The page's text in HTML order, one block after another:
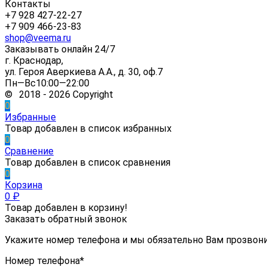
Контакты
+7 928 427-22-27
+7 909 466-23-83
shop@veema.ru
Заказывать онлайн 24/7
г. Краснодар,
ул. Героя Аверкиева А.А., д. 30, оф.7
Пн—Вс10:00—22:00
© 2018 - 2026 Copyright
0
Избранные
Товар добавлен в список избранных
0
Сравнение
Товар добавлен в список сравнения
0
Корзина
0 ₽
Товар добавлен в корзину!
Заказать обратный звонок
Укажите номер телефона и мы обязательно Вам
Номер телефона*